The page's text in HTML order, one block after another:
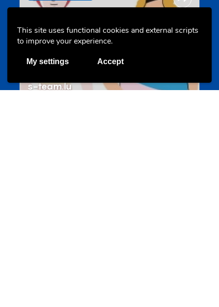
This site uses functional cookies and external scripts
to improve your experience.
My settings Accept
s-team.lu